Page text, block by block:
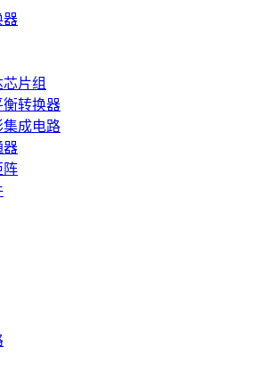
器
片组
衡转换器
集成电路
器
阵